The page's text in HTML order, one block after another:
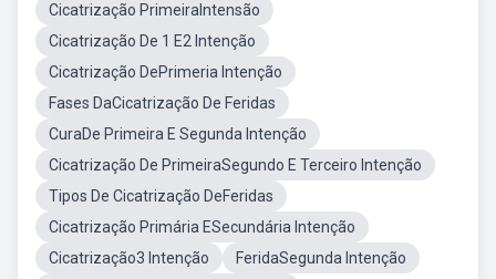
Cicatrização PrimeiraIntensão
Cicatrização De 1 E2 Intenção
Cicatrização DePrimeria Intenção
Fases DaCicatrização De Feridas
CuraDe Primeira E Segunda Intenção
Cicatrização De PrimeiraSegundo E Terceiro Intenção
Tipos De Cicatrização DeFeridas
Cicatrização Primária ESecundária Intenção
Cicatrização3 Intenção
FeridaSegunda Intenção